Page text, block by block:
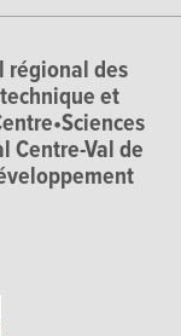
régional des
et
Centre-Val de